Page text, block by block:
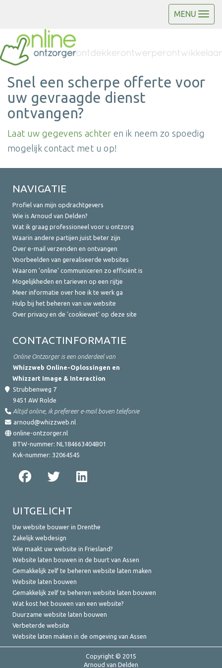
MENU
Snel een scherpe offerte voor
uw gevraagde dienst
ontvangen?
Laat uw gegevens achter en ik neem zo spoedig
mogelijk contact met u op!
NAVIGATIE
Profiel van mijn opdrachtgevers
Wie is Arnoud van Delden?
Wat ik graag professioneel voor u ontzorg
Waarin andere partijen juist beter zijn
Over e-mail verzenden en ontvangen
Voorbeelden van gerealiseerde websites
Waarom 'online' communiceren zo efficiënt is
Mogelijkheden en tarieven op een rijtje
Meer informatie over hoe ik te werk ga
Hulp bij het beheren van uw website
Over privacy en de 'cookiewet' op deze site
CONTACTINFORMATIE
Online Ontzorger is een onderdeel van
Whizzweb Online-Oplossingen en
Whizzart Image & Interaction
Strubbenweg 7
9451 AW Rolde
Altijd online, ik prefereer e-mail boven telefonie
arnoud@whizzweb.nl
online-ontzorger.nl
BTW-nummer: NL184663404B01
Kvk-nummer: 32064545
UITGELICHT
Uw website bouwer in Drenthe
Zakelijk webdesign
Wie maakt uw website in Friesland?
Website laten bouwen in de buurt van Assen
Gemakkelijk zelf te beheren website laten maken
Website laten bouwen
Gemakkelijk zelf te beheren website laten bouwen
Wat kost het bouwen van een website?
Duurzame website laten bouwen
Verbeterde website
Website laten maken in de omgeving van Assen
Copyright © 2015
Arnoud van Delden